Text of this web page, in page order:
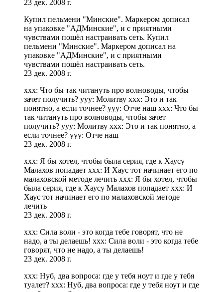
23 дек. 2008 г.
Купил пельмени "Минские". Маркером дописал
на упаковке "АДМинские", и с приятными
чувствами пошёл настраивать сеть. Купил
пельмени "Минские". Маркером дописал на
упаковке "АДМинские", и с приятными
чувствами пошёл настраивать сеть.
23 дек. 2008 г.
xxx: Что бы так читануть про волноводы, чтобы
зачет получить? yyy: Молитву xxx: Это и так
понятно, а если точнее? yyy: Отче наш xxx: Что бы
так читануть про волноводы, чтобы зачет
получить? yyy: Молитву xxx: Это и так понятно, а
если точнее? yyy: Отче наш
23 дек. 2008 г.
xxx: Я бы хотел, чтобы была серия, где к Хаусу
Малахов попадает xxx: И Хаус тот начинает его по
малаховской методе лечить xxx: Я бы хотел, чтобы
была серия, где к Хаусу Малахов попадает xxx: И
Хаус тот начинает его по малаховской методе
лечить
23 дек. 2008 г.
xxx: Сила воли - это когда тебе говорят, что не
надо, а ты делаешь! xxx: Сила воли - это когда тебе
говорят, что не надо, а ты делаешь!
23 дек. 2008 г.
xxx: Нуб, два вопроса: где у тебя ноут и где у тебя
туалет? xxx: Нуб, два вопроса: где у тебя ноут и где